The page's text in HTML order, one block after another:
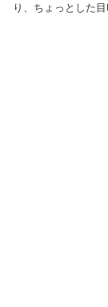
り、ちょっとした